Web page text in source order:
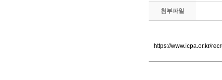
첨부파일
https://www.icpa.or.kr/